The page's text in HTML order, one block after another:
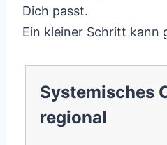
Dich passt.
Ein kleiner Schritt kann
Systemisches
regional